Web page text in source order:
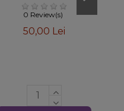
0 Review(s)
50,00 Lei